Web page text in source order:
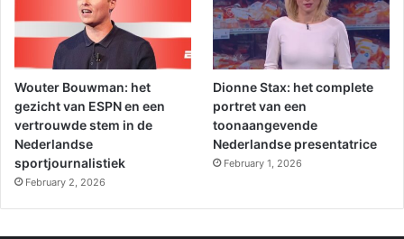
Wouter Bouwman: het
gezicht van ESPN en een
vertrouwde stem in de
Nederlandse
sportjournalistiek
February 2, 2026
Dionne Stax: het complete
portret van een
toonaangevende
Nederlandse presentatrice
February 1, 2026